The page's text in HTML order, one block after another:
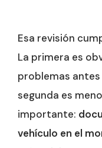
Esa revisión
La primera es
problemas
segunda es
importante:
vehículo en el